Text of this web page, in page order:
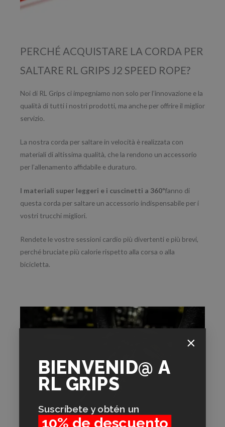
PERCHÉ ACQUISTARE LA CORDA PER
SALTARE RL GRIPS J2 SPEED ROPE?
Noi di RL Grips ci impegniamo non solo per l’innovazione e la
qualità di tutti i nostri prodotti, ma anche per offrire il miglior
servizio.
La nostra corda per saltare in velocità è realizzata con
materiali di altissima qualità, che la rendono un accessorio
per l’allenamento affidabile e duraturo.
I materiali super leggeri e i cuscinetti a 360ºfanno di
questa corda per saltare un accessorio indispensabile per i
vostri trucchi migliori.
Rendete le vostre sessioni cardio più divertenti e più brevi,
perché bruciate più calorie rispetto alla corsa o alla
bicicletta.
BIENVENID@ A
RL GRIPS
Suscríbete y obtén un
10% de descuento